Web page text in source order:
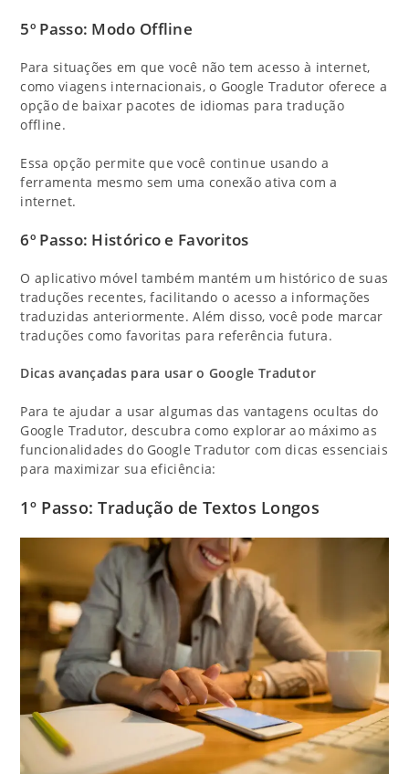
5º Passo: Modo Offline
Para situações em que você não tem acesso à internet,
como viagens internacionais, o Google Tradutor oferece a
opção de baixar pacotes de idiomas para tradução
offline.
Essa opção permite que você continue usando a
ferramenta mesmo sem uma conexão ativa com a
internet.
6º Passo: Histórico e Favoritos
O aplicativo móvel também mantém um histórico de suas
traduções recentes, facilitando o acesso a informações
traduzidas anteriormente. Além disso, você pode marcar
traduções como favoritas para referência futura.
Dicas avançadas para usar o Google Tradutor
Para te ajudar a usar algumas das vantagens ocultas do
Google Tradutor, descubra como explorar ao máximo as
funcionalidades do Google Tradutor com dicas essenciais
para maximizar sua eficiência:
1º Passo: Tradução de Textos Longos